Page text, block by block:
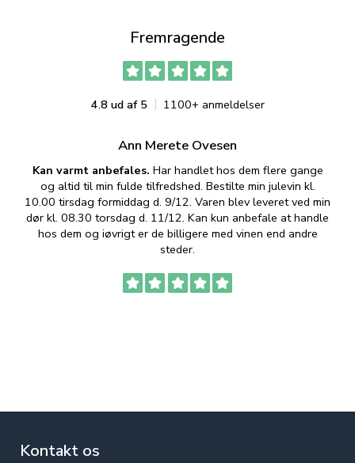
Fremragende
4.8 ud af 5 1100+ anmeldelser
Ann Merete Ovesen
Kan varmt anbefales. Har handlet hos dem flere gange
og altid til min fulde tilfredshed. Bestilte min julevin kl.
10.00 tirsdag formiddag d. 9/12. Varen blev leveret ved min
dør kl. 08.30 torsdag d. 11/12. Kan kun anbefale at handle
hos dem og iøvrigt er de billigere med vinen end andre
steder.
Kontakt os